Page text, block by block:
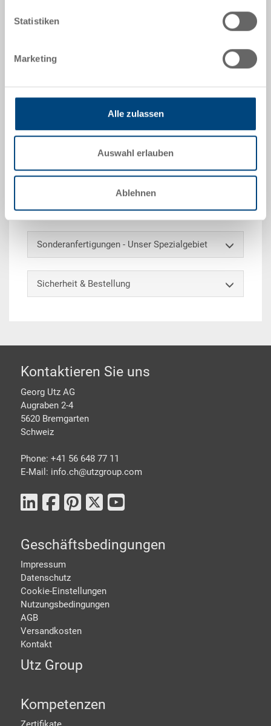
Statistiken
Marketing
Alle zulassen
Auswahl erlauben
Ablehnen
Gastronorm-Schale 1/1, PP, weiss, aussen
530x325x100 mm, 13.5 L
Optionales Zubehör
Sonderanfertigungen - Unser Spezialgebiet
Sicherheit & Bestellung
Footer
Kontaktieren Sie uns
Georg Utz AG
Augraben 2-4
5620 Bremgarten
Schweiz
Phone: +41 56 648 77 11
E-Mail: info.ch@utzgroup.com
Geschäftsbedingungen
Impressum
Datenschutz
Cookie-Einstellungen
Nutzungsbedingungen
AGB
Versandkosten
Kontakt
Utz Group
Kompetenzen